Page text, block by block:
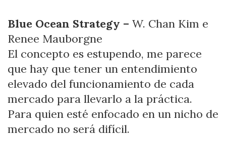
Blue Ocean Strategy – W. Chan Kim e
Renee Mauborgne
El concepto es estupendo, me parece
que hay que tener un entendimiento
elevado del funcionamiento de cada
mercado para llevarlo a la práctica.
Para quien esté enfocado en un nicho de
mercado no será difícil.